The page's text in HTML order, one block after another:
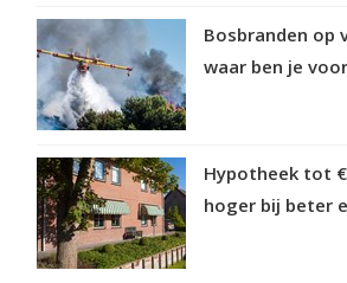
Bosbranden op
waar ben je
Hypotheek tot
hoger bij beter